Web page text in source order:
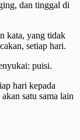
dan tinggal di
kata, yang tidak
setiap hari.
puisi.
hari kepada
satu sama lain